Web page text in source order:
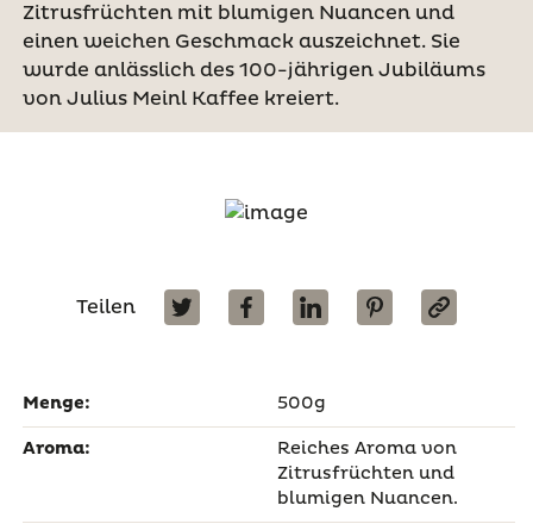
Zitrusfrüchten mit blumigen Nuancen und
einen weichen Geschmack auszeichnet. Sie
wurde anlässlich des 100-jährigen Jubiläums
von Julius Meinl Kaffee kreiert.
Teilen
Menge: 500g
Aroma:
Reiches Aroma von
Zitrusfrüchten und
blumigen Nuancen.